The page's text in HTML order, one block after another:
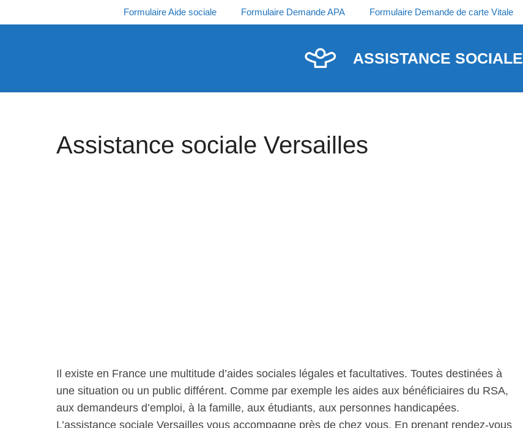
au
Formulaire Aide sociale Formulaire Demande APA Formulaire Demande de carte Vitale
ASSISTANCE SOCIALE
Assistance sociale Versailles
Il existe en France une multitude d’aides sociales légales et facultatives. Toutes destinées à
une situation ou un public différent. Comme par exemple les aides aux bénéficiaires du RSA,
aux demandeurs d’emploi, à la famille, aux étudiants, aux personnes handicapées.
L’assistance sociale Versailles vous accompagne près de chez vous. En prenant rendez-vous